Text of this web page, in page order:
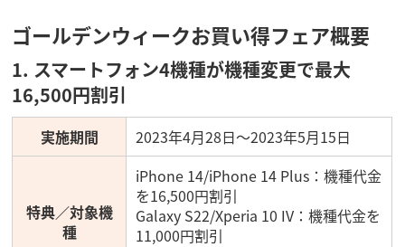
ゴールデンウィークお買い得フェア概要
1. スマートフォン4機種が機種変更で最大
16,500円割引
実施期間 2023年4月28日～2023年5月15日
特典／対象機
種
iPhone 14/iPhone 14 Plus：機種代金
を16,500円割引
Galaxy S22/Xperia 10 IV：機種代金を
11,000円割引